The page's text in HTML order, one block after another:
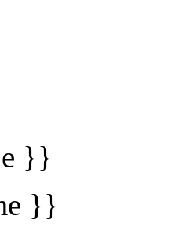
}}
}}